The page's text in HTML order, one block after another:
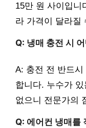
15만 원 사이입니
라 가격이 달라질
Q: 냉매 충전 시
A: 충전 전 반드
합니다. 누수가
없으니 전문가의
Q: 에어컨 냉매를